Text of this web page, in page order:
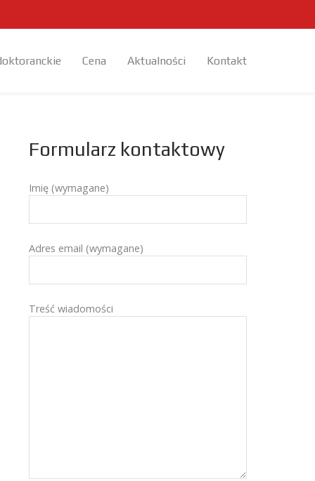
Cena Aktualności Kontakt
Formularz kontaktowy
Imię (wymagane)
Adres email (wymagane)
Treść wiadomości